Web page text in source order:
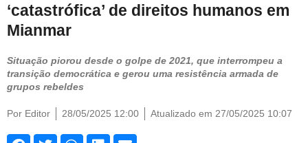
‘catastrófica’ de direitos humanos em
Mianmar
Situação piorou desde o golpe de 2021, que interrompeu a
transição democrática e gerou uma resistência armada de
grupos rebeldes
Por Editor 28/05/2025 12:00 Atualizado em 27/05/2025 10:07